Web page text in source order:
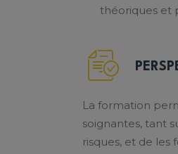
théoriques et
La formation
soignantes, tant
risques, et de les